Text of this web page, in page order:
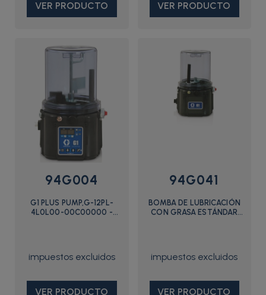
VER PRODUCTO VER PRODUCTO
94G004
G1 PLUS PUMP,G-12PL-
4L0L00-00C00000 -
VER PRODUCTO
94G041
BOMBA DE LUBRICACIÓN
CON GRASA ESTÁNDAR
VER PRODUCTO